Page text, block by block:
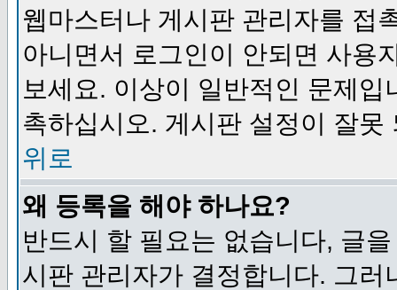
웹마스터나 게시판 관리자를 접
아니면서 로그인이 안되면 사용
보세요. 이상이 일반적인 문제
촉하십시오. 게시판 설정이 잘못
위로
왜 등록을 해야 하나요?
반드시 할 필요는 없습니다, 글
시판 관리자가 결정합니다. 그